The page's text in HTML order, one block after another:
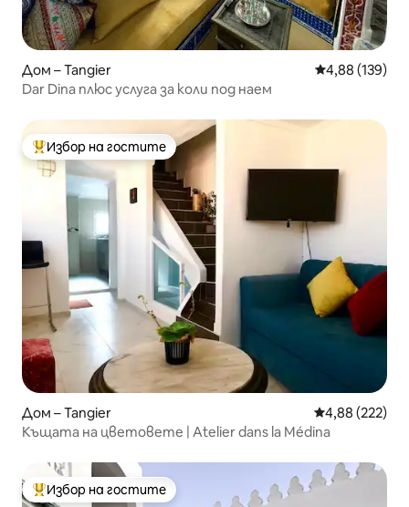
Дом – Tangier Средна
4,88 (139)
Dar Dina плюс услуга за коли под наем
Най-популярен избор на гостите
Избор на гостите
Дом – Tangier Средна
4,88 (222)
Къщата на цветовете | Atelier dans la Médina
Най-популярен избор на гостите
Избор на гостите